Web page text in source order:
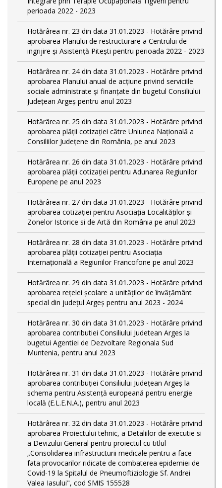
perioada 2022 - 2023
Hotărârea nr. 23 din data 31.01.2023 - Hotărâre privind
aprobarea Planului de restructurare a Centrului de
ingrijire şi Asistenţă Piteşti pentru perioada 2022 - 2023
Hotărârea nr. 24 din data 31.01.2023 - Hotărâre privind
aprobarea Planului anual de acţiune privind serviciile
sociale administrate şi finanţate din bugetul Consiliului
Judeţean Argeş pentru anul 2023
Hotărârea nr. 25 din data 31.01.2023 - Hotărâre privind
aprobarea plăţii cotizaţiei către Uniunea Naţională a
Consiliilor Judeţene din România, pe anul 2023
Hotărârea nr. 26 din data 31.01.2023 - Hotărâre privind
aprobarea plăţii cotizaţiei pentru Adunarea Regiunilor
Europene pe anul 2023
Hotărârea nr. 27 din data 31.01.2023 - Hotărâre privind
aprobarea cotizaţiei pentru Asociaţia Localităţilor şi
Zonelor Istorice si de Artă din România pe anul 2023
Hotărârea nr. 28 din data 31.01.2023 - Hotărâre privind
aprobarea plăţii cotizaţiei pentru Asociaţia
Internaţională a Regiunilor Francofone pe anul 2023
Hotărârea nr. 29 din data 31.01.2023 - Hotărâre privind
aprobarea reţelei şcolare a unităţilor de învăţământ
special din judeţul Argeş pentru anul 2023 - 2024
Hotărârea nr. 30 din data 31.01.2023 - Hotărâre privind
aprobarea contributiei Consiliului Judetean Arges la
bugetui Agentiei de Dezvoltare Regionala Sud
Muntenia, pentru anul 2023
Hotărârea nr. 31 din data 31.01.2023 - Hotărâre privind
aprobarea contribuției Consiliului Județean Argeș la
schema pentru Asistență europeană pentru energie
locală (E.L.E.N.A.), pentru anul 2023
Hotărârea nr. 32 din data 31.01.2023 - Hotărâre privind
aprobarea Proiectului tehnic, a Detaliilor de executie si
a Devizului General pentru proiectul cu titlul
„Consolidarea infrastructurii medicale pentru a face
fata provocarilor ridicate de combaterea epidemiei de
Covid-19 la Spitalul de Pneumoftiziologie Sf. Andrei
Valea Iasului", cod SMIS 155528